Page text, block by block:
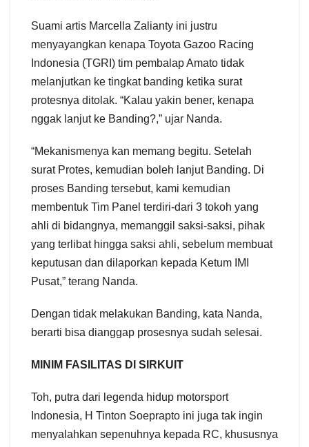
Suami artis Marcella Zalianty ini justru
menyayangkan kenapa Toyota Gazoo Racing
Indonesia (TGRI) tim pembalap Amato tidak
melanjutkan ke tingkat banding ketika surat
protesnya ditolak. “Kalau yakin bener, kenapa
nggak lanjut ke Banding?,” ujar Nanda.
“Mekanismenya kan memang begitu. Setelah
surat Protes, kemudian boleh lanjut Banding. Di
proses Banding tersebut, kami kemudian
membentuk Tim Panel terdiri-dari 3 tokoh yang
ahli di bidangnya, memanggil saksi-saksi, pihak
yang terlibat hingga saksi ahli, sebelum membuat
keputusan dan dilaporkan kepada Ketum IMI
Pusat,” terang Nanda.
Dengan tidak melakukan Banding, kata Nanda,
berarti bisa dianggap prosesnya sudah selesai.
MINIM FASILITAS DI SIRKUIT
Toh, putra dari legenda hidup motorsport
Indonesia, H Tinton Soeprapto ini juga tak ingin
menyalahkan sepenuhnya kepada RC, khususnya